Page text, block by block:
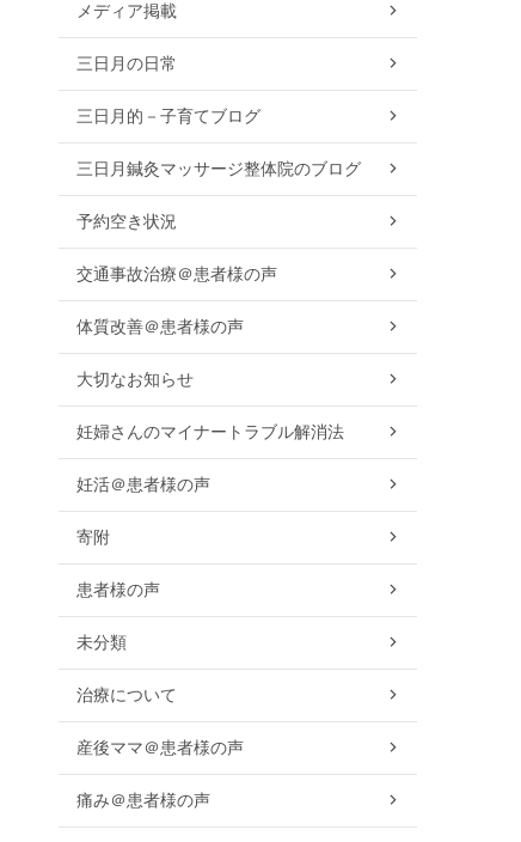
メディア掲載
三日月の日常
三日月的－子育てブログ
三日月鍼灸マッサージ整体院のブログ
予約空き状況
交通事故治療＠患者様の声
体質改善＠患者様の声
大切なお知らせ
妊婦さんのマイナートラブル解消法
妊活＠患者様の声
寄附
患者様の声
未分類
治療について
産後ママ＠患者様の声
痛み＠患者様の声